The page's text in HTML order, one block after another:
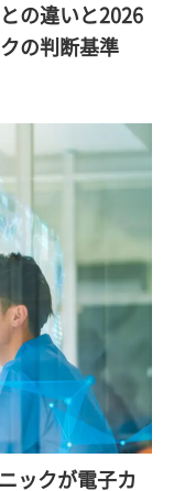
の違いと2026
の判断基準
ックが電子カ